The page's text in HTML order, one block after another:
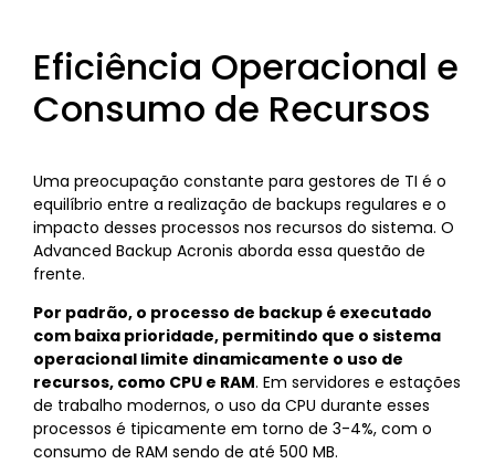
Eficiência Operacional e
Consumo de Recursos
Uma preocupação constante para gestores de TI é o
equilíbrio entre a realização de backups regulares e o
impacto desses processos nos recursos do sistema. O
Advanced Backup Acronis aborda essa questão de
frente.
Por padrão, o processo de backup é executado
com baixa prioridade, permitindo que o sistema
operacional limite dinamicamente o uso de
recursos, como CPU e RAM. Em servidores e estações
de trabalho modernos, o uso da CPU durante esses
processos é tipicamente em torno de 3-4%, com o
consumo de RAM sendo de até 500 MB.